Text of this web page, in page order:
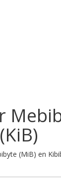
(MiB) en